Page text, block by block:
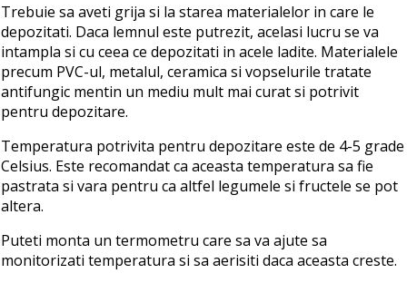
Trebuie sa aveti grija si la starea materialelor in care le
depozitati. Daca lemnul este putrezit, acelasi lucru se va
intampla si cu ceea ce depozitati in acele ladite. Materialele
precum PVC-ul, metalul, ceramica si vopselurile tratate
antifungic mentin un mediu mult mai curat si potrivit
pentru depozitare.
Temperatura potrivita pentru depozitare este de 4-5 grade
Celsius. Este recomandat ca aceasta temperatura sa fie
pastrata si vara pentru ca altfel legumele si fructele se pot
altera.
Puteti monta un termometru care sa va ajute sa
monitorizati temperatura si sa aerisiti daca aceasta creste.